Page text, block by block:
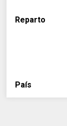
Reparto
País